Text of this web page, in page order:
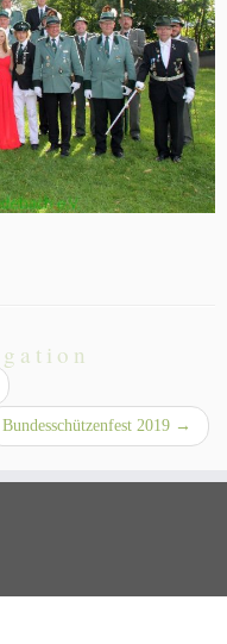
Bundesschützenfest 2019 →